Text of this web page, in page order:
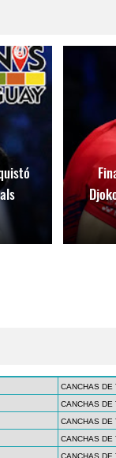
CANCHAS DE
CANCHAS DE
CANCHAS DE
CANCHAS DE
CANCHAS DE